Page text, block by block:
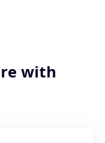
with